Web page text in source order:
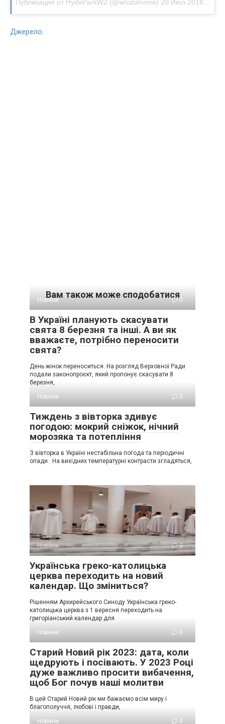
Публикация от HydeParkW2 (@whatahome) 20 Июл 2018 в 2:48 PDT
Джерело.
Вам також може сподобатися
Новини 0
В Україні планують скасувати
свята 8 березня та інші. А ви як
вважаєте, потрібно переносити
свята?
День жінок переноситься. На розгляд Верховної Ради
подали законопроєкт, який пропонує скасувати 8
березня,
Новини
0
Тиждень з вівторка здивує
погодою: мокрий сніжок, нічний
морозяка та потепління
З вівторка в Україні нестабільна погода та періодичні
опади. На вихідних температурні контрасти згладяться,
Новини 0
Українська греко-католицька
церква переходить на новий
календар. Що зміниться?
Рішенням Архирейського Синоду Українська греко-
католицька церква з 1 вересня переходить на
григоріанський календар для
Новини
0
Старий Новий рік 2023: дата, коли
щедрують і посівають. У 2023 Році
дуже важливо просити вибачення,
щоб Бог почув наші молитви
В цей Старий Новий рік ми бажаємо всім миру і
благополуччя, любові і правди,
Новини
0